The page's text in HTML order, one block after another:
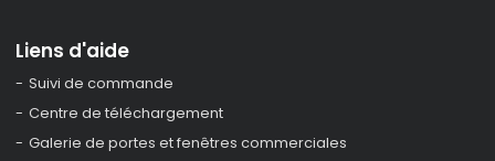
Liens d'aide
Suivi de commande
Centre de téléchargement
Galerie de portes et fenêtres commerciales